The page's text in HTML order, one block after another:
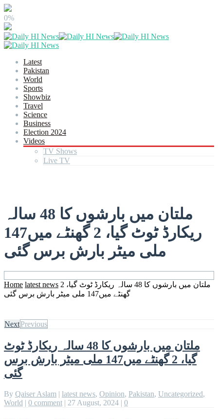
0%
Latest
Pakistan
World
Sports
Showbiz
Travel
Science
Business
Election 2024
Videos
TV Shows
Live TV
ملتان میں بارشوں کا 48 سالہ
ریکارڈ ٹوٹ گیا، 2 گھنٹے میں147
ملی میٹر بارش برس گئی
Home latest news ملتان میں بارشوں کا 48 سالہ ریکارڈ ٹوٹ گیا، 2
گھنٹے میں147 ملی میٹر بارش برس گئی
NextPrevious
ملتان میں بارشوں کا 48 سالہ ریکارڈ ٹوٹ
گیا، 2 گھنٹے میں147 ملی میٹر بارش برس
گئی
By Qaiser Aslam | latest news, Opinion, Pakistan, Uncategorized,
World | 0 comment | 27 August, 2024 | 0